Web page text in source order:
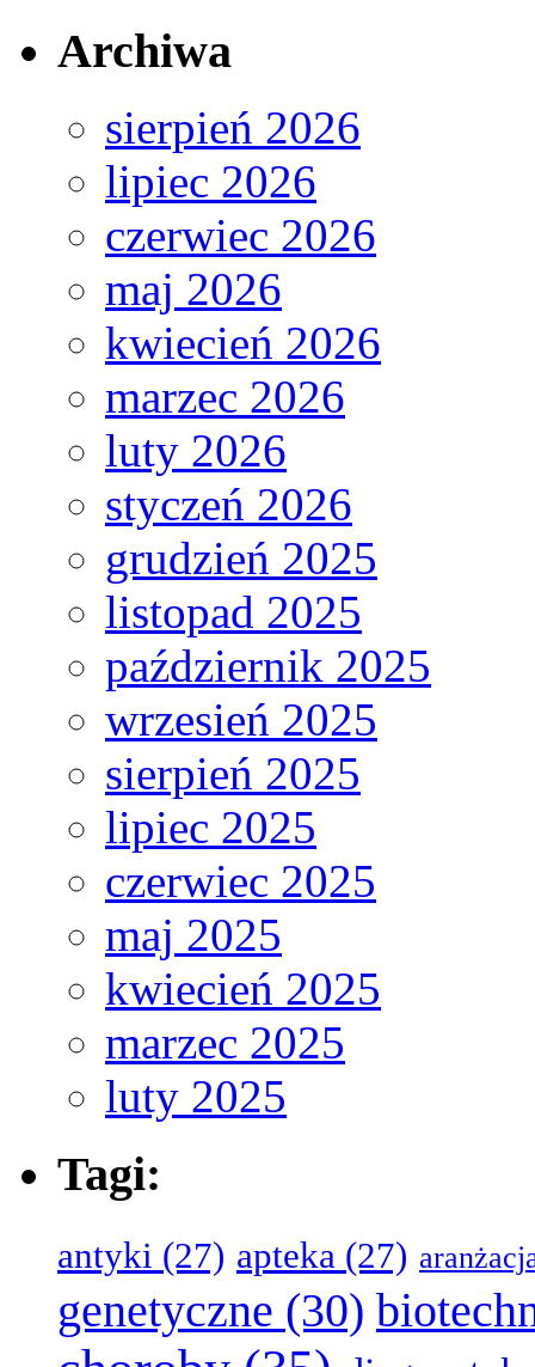
Archiwa
sierpień 2026
lipiec 2026
czerwiec 2026
maj 2026
kwiecień 2026
marzec 2026
luty 2026
styczeń 2026
grudzień 2025
listopad 2025
październik 2025
wrzesień 2025
sierpień 2025
lipiec 2025
czerwiec 2025
maj 2025
kwiecień 2025
marzec 2025
luty 2025
Tagi:
antyki (27) apteka (27)
genetyczne (30)